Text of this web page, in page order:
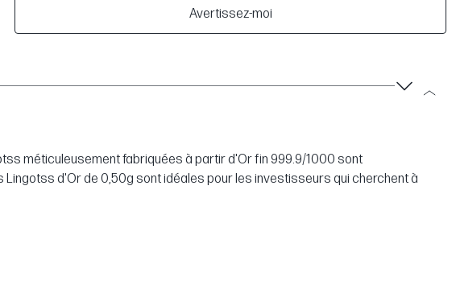
Avertissez-moi
méticuleusement fabriquées à partir d'Or fin 999.9/1000 sont
d'Or de 0,50g sont idéales pour les investisseurs qui cherchent à